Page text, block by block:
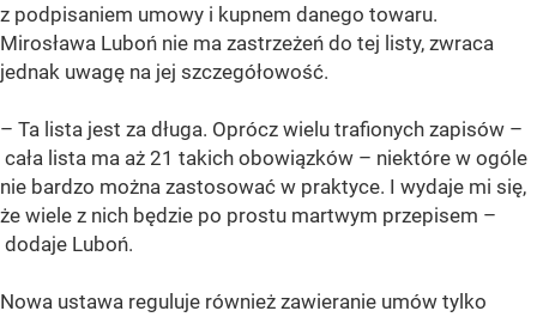
z podpisaniem umowy i kupnem danego towaru.
Mirosława Luboń nie ma zastrzeżeń do tej listy, zwraca
jednak uwagę na jej szczegółowość.
– Ta lista jest za długa. Oprócz wielu trafionych zapisów –
cała lista ma aż 21 takich obowiązków – niektóre w ogóle
nie bardzo można zastosować w praktyce. I wydaje mi się,
że wiele z nich będzie po prostu martwym przepisem –
dodaje Luboń.
Nowa ustawa reguluje również zawieranie umów tylko